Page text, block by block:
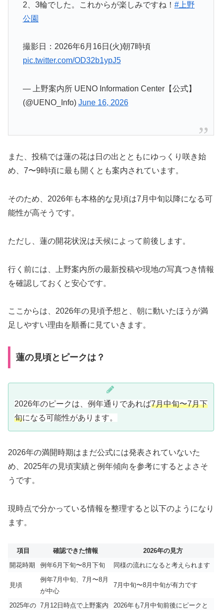
2、3輪でした。これからが楽しみですね！ #上野
公園
撮影日：2026年6月16日(火)朝7時頃
pic.twitter.com/OD32b1ypJ5
— 上野案内所 UENO Information Center【公式】
(@UENO_Info) June 16, 2026
また、投稿では蓮の花は日の出とともにゆっくり咲き始
め、7〜9時頃に最も開くとも案内されています。
そのため、2026年も本格的な見頃は7月中旬以降になる可
能性が高そうです。
ただし、蓮の開花状況は天候によって前後します。
行く前には、上野案内所の最新投稿や現地の写真つき情報
を確認しておくと安心です。
ここからは、2026年の見頃予想と、朝に動いたほうが満
足しやすい理由を順番に見ていきます。
蓮の見頃とピークは？
2026年のピークは、例年通りであれば7月中旬〜7月下
旬になる可能性があります。
2026年の満開時期はまだ公式には発表されていないた
め、2025年の見頃実績と例年傾向を参考にするとよさそ
うです。
現時点で分かっている情報を整理すると以下のようになり
ます。
項目 確認できた情報
2026年の見方
開花時期
例年6月下旬〜8月下旬 同様の流れになると考えられます
見頃
例年7月中旬、7月〜8月
が中心
7月中旬〜8月中旬が有力です
2025年の 7月12日時点で上野案内
2026年も7月中旬前後にピークと